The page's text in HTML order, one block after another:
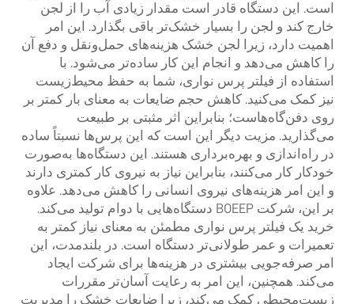
است. این دستگاه قادر است مقدار زیادی آب را از لجن
خارج کند و لجن را بسیار خشک‌تر باقی بگذارد. این امر
اهمیت دارد، زیرا لجن خشک هزینه‌های حمل‌ونقل و دفع آن
را کاهش می‌دهد و انجام این کار ساده‌تر می‌شود. با
استفاده از فیلتر پرس نواری، شما به حفظ محیط‌زیست
نیز کمک می‌کنید. کاهش حجم ضایعات به معنای بار کمتر بر
روی دفن‌گاه‌هاست؛ بنابراین اثر مثبتی بر طبیعت
می‌گذارید. مزیت دیگر این است که این پرس‌ها نسبتاً ساده
در راه‌اندازی و بهره‌برداری هستند. این دستگاه‌ها به‌صورت
خودکار کار می‌کنند، بنابراین نیاز به نیروی کار کمتری دارند
و این امر هزینه‌های نیروی انسانی را کاهش می‌دهد. علاوه
بر این، شرکت BOEEP دستگاه‌هایی با دوام تولید می‌کند.
خرید یک فیلتر پرس نواری مطمئن به معنای نیاز کمتر به
تعمیرات و عمر طولانی‌تر دستگاه است. در بلندمدت، این
امر صرفه‌جویی بیشتری در هزینه‌ها برای شرکت ایجاد
می‌کند. همچنین، این امر به رعایت آسان‌تر مقررات
زیست‌محیطی کمک می‌کند، زیرا ضایعات خشک را مدیریت